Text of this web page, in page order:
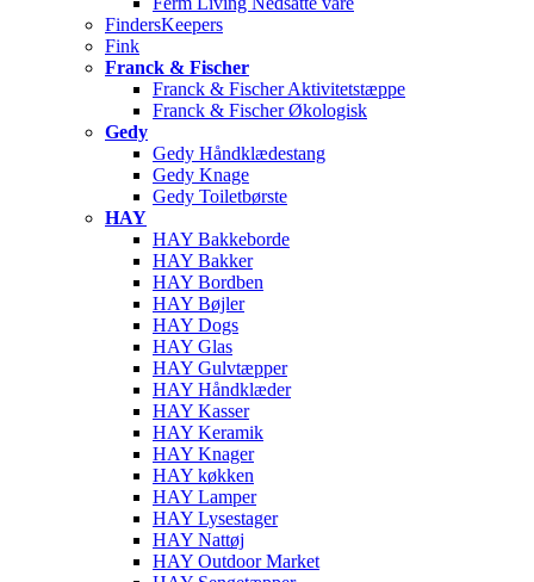
FindersKeepers
Fink
Franck & Fischer
Franck & Fischer Aktivitetstæppe
Franck & Fischer Økologisk
Gedy
Gedy Håndklædestang
Gedy Knage
Gedy Toiletbørste
HAY
HAY Bakkeborde
HAY Bakker
HAY Bordben
HAY Bøjler
HAY Dogs
HAY Glas
HAY Gulvtæpper
HAY Håndklæder
HAY Kasser
HAY Keramik
HAY Knager
HAY køkken
HAY Lamper
HAY Lysestager
HAY Nattøj
HAY Outdoor Market